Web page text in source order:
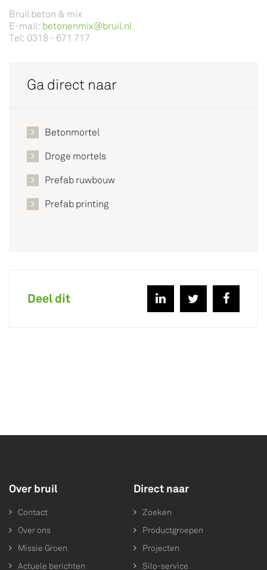
Bruil beton & mix
E-mail: betonenmix@bruil.nl
Tel: 0318 - 671 717
Ga direct naar
Betonmortel
Droge mortels
Prefab ruwbouw
Prefab printing
Deel dit
Over bruil
Contact
Over ons
Missie Groen
Actuele berichten
Direct naar
Zoeken
Productgroepen
Projecten
Silo-service